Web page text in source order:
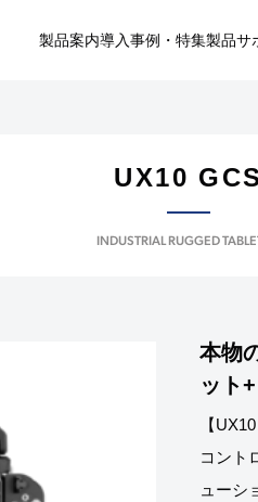
製品案内導入事例・特集製品サ
UX10 GCS
INDUSTRIAL RUGGED
本物
ット
【
コント
ューシ